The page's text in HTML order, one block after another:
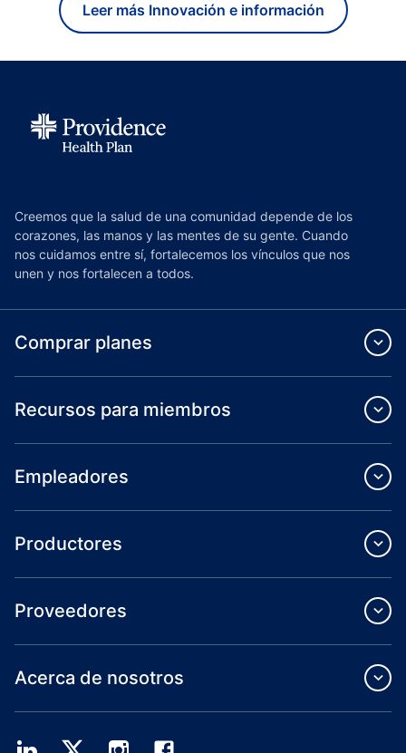
Leer más Innovación e información
Creemos que la salud de una comunidad depende de los
corazones, las manos y las mentes de su gente. Cuando
nos cuidamos entre sí, fortalecemos los vínculos que nos
unen y nos fortalecen a todos.
Comprar planes
Recursos para miembros
Empleadores
Productores
Proveedores
Acerca de nosotros